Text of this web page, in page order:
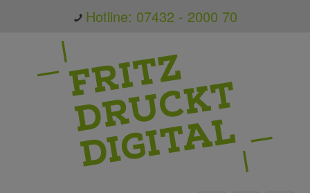
Hotline: 07432 - 2000 70